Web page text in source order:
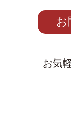
お
お気